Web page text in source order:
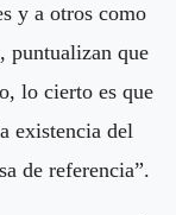
y a otros como
puntualizan que
lo cierto es que
existencia del
de referencia”.